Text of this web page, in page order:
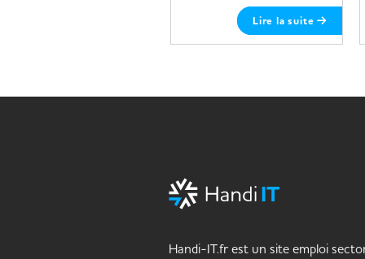
Lire la suite
Handi-IT.fr est un site emploi